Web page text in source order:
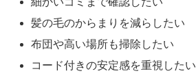
髪の毛のからまりを減らしたい
布団や高い場所も掃除したい
コード付きの安定感を重視したい